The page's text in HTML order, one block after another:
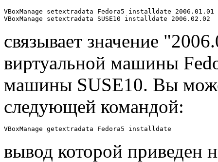
VBoxManage setextradata Fedora5 installdate 2006.01.01
VBoxManage setextradata SUSE10 installdate 2006.02.02
связывает значение
виртуальной машины
машины SUSE10. Вы
следующей командой:
VBoxManage getextradata Fedora5 installdate
вывод которой приведен